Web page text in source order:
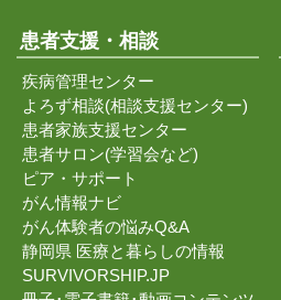
患者支援・相談
疾病管理センター
よろず相談(相談支援センター)
患者家族支援センター
患者サロン(学習会など)
ピア・サポート
がん情報ナビ
がん体験者の悩みQ&A
静岡県 医療と暮らしの情報
SURVIVORSHIP.JP